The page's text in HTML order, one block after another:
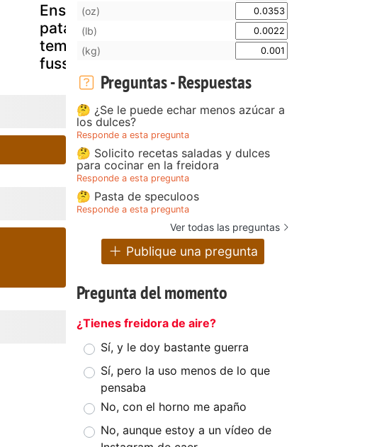
Ensalada de
patatas
templada en
fussioncook
Ensalada mixta
con espárragos
(oz)
(lb)
(kg)
Preguntas - Respuestas
🤔 ¿Se le puede echar menos azúcar a
los dulces?
Responde a esta pregunta
🤔 Solicito recetas saladas y dulces
para cocinar en la freidora
Responde a esta pregunta
🤔 Pasta de speculoos
Responde a esta pregunta
Ver todas las preguntas
Publique una pregunta
Pregunta del momento
¿Tienes freidora de aire?
Sí, y le doy bastante guerra
Sí, pero la uso menos de lo que
pensaba
No, con el horno me apaño
No, aunque estoy a un vídeo de